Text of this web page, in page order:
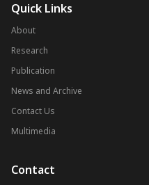
Quick Links
About
Research
Publication
News and Archive
Contact Us
Multimedia
Contact